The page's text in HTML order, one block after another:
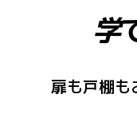
学
扉も戸棚も